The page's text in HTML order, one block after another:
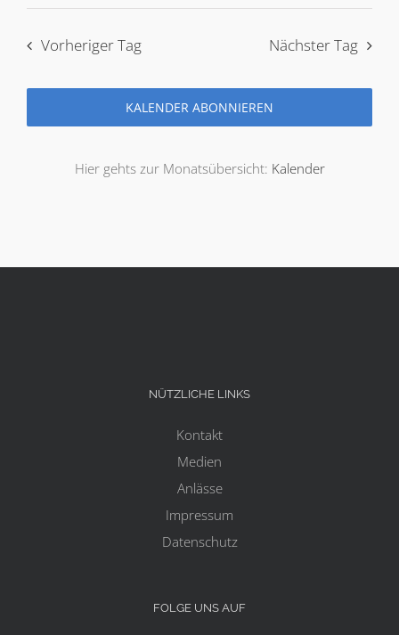
2026
Such-
und
das
aus.
Vorheriger Tag Nächster Tag
KALENDER ABONNIEREN
Hier gehts zur Monatsübersicht: Kalender
NÜTZLICHE LINKS
Kontakt
Medien
Anlässe
Impressum
Datenschutz
FOLGE UNS AUF